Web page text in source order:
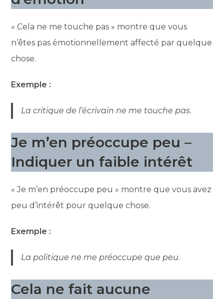
« Cela ne me touche pas » montre que vous
n’êtes pas émotionnellement affecté par quelque
chose.
Exemple :
La critique de l’écrivain ne me touche pas.
Je m’en préoccupe peu –
Indiquer un faible intérêt
« Je m’en préoccupe peu » montre que vous avez
peu d’intérêt pour quelque chose.
Exemple :
La politique ne me préoccupe que peu.
Cela ne fait aucune